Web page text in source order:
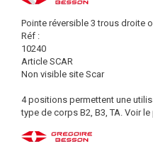
Pointe réversible 3 trous droite
Réf :
10240
Article SCAR
Non visible site Scar
4 positions permettent une
type de corps B2, B3, TA. Voir